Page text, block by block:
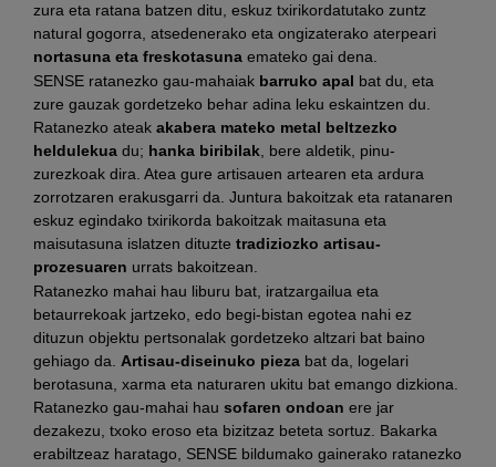
zura eta ratana batzen ditu, eskuz txirikordatutako zuntz
natural gogorra, atsedenerako eta ongizaterako aterpeari
nortasuna eta freskotasuna emateko gai dena.
SENSE ratanezko gau-mahaiak barruko apal bat du, eta
zure gauzak gordetzeko behar adina leku eskaintzen du.
Ratanezko ateak akabera mateko metal beltzezko
heldulekua du; hanka biribilak, bere aldetik, pinu-
zurezkoak dira. Atea gure artisauen artearen eta ardura
zorrotzaren erakusgarri da. Juntura bakoitzak eta ratanaren
eskuz egindako txirikorda bakoitzak maitasuna eta
maisutasuna islatzen dituzte tradiziozko artisau-
prozesuaren urrats bakoitzean.
Ratanezko mahai hau liburu bat, iratzargailua eta
betaurrekoak jartzeko, edo begi-bistan egotea nahi ez
dituzun objektu pertsonalak gordetzeko altzari bat baino
gehiago da. Artisau-diseinuko pieza bat da, logelari
berotasuna, xarma eta naturaren ukitu bat emango dizkiona.
Ratanezko gau-mahai hau sofaren ondoan ere jar
dezakezu, txoko eroso eta bizitzaz beteta sortuz. Bakarka
erabiltzeaz haratago, SENSE bildumako gainerako ratanezko